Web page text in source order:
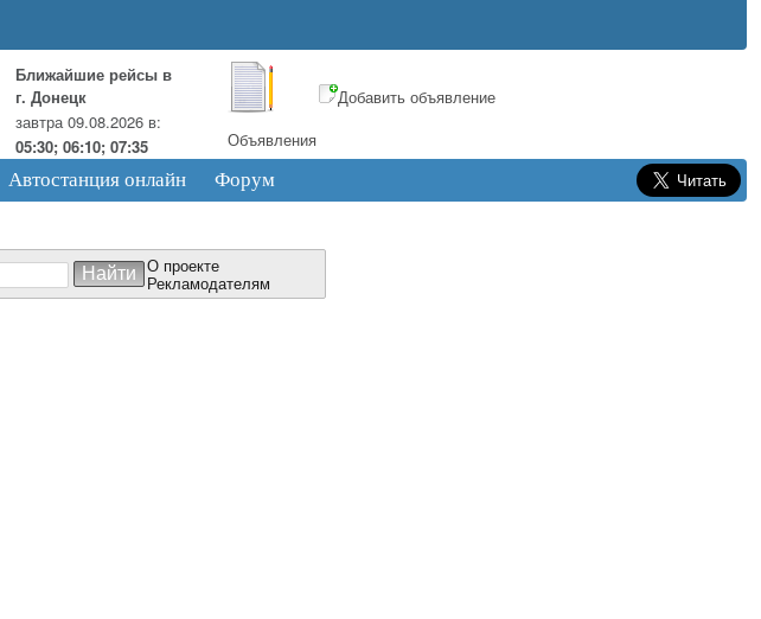
Ближайшие рейсы в
г. Донецк
завтра 09.08.2026 в:
05:30; 06:10; 07:35
Объявления
Добавить объявление
Автостанция онлайн Форум
О проекте
Рекламодателям